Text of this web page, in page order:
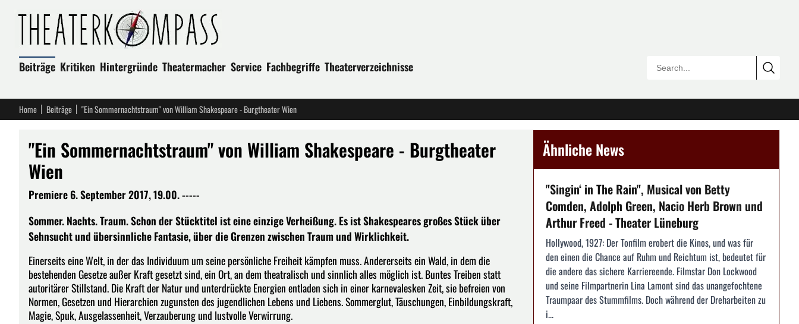
Beiträge Kritiken Hintergründe Theatermacher Service Fachbegriffe Theaterverzeichnisse
Home Beiträge "Ein Sommernachtstraum" von William Shakespeare - Burgtheater Wien
"Ein Sommernachtstraum" von William Shakespeare - Burgtheater
Wien
Premiere 6. September 2017, 19.00. -----
Sommer. Nachts. Traum. Schon der Stücktitel ist eine einzige Verheißung. Es ist Shakespeares großes Stück über
Sehnsucht und übersinnliche Fantasie, über die Grenzen zwischen Traum und Wirklichkeit.
Einerseits eine Welt, in der das Individuum um seine persönliche Freiheit kämpfen muss. Andererseits ein Wald, in dem die
bestehenden Gesetze außer Kraft gesetzt sind, ein Ort, an dem theatralisch und sinnlich alles möglich ist. Buntes Treiben statt
autoritärer Stillstand. Die Kraft der Natur und unterdrückte Energien entladen sich in einer karnevalesken Zeit, sie befreien von
Normen, Gesetzen und Hierarchien zugunsten des jugendlichen Lebens und Liebens. Sommerglut, Täuschungen, Einbildungskraft,
Magie, Spuk, Ausgelassenheit, Verzauberung und lustvolle Verwirrung.
Ähnliche News
"Singin‘ in The Rain", Musical von Betty
Comden, Adolph Green, Nacio Herb Brown und
Arthur Freed - Theater Lüneburg
Hollywood, 1927: Der Tonfilm erobert die Kinos, und was für
den einen die Chance auf Ruhm und Reichtum ist, bedeutet für
die andere das sichere Karriereende. Filmstar Don Lockwood
und seine Filmpartnerin Lina Lamont sind das unangefochtene
Traumpaar des Stummfilms. Doch während der Dreharbeiten zu
i...